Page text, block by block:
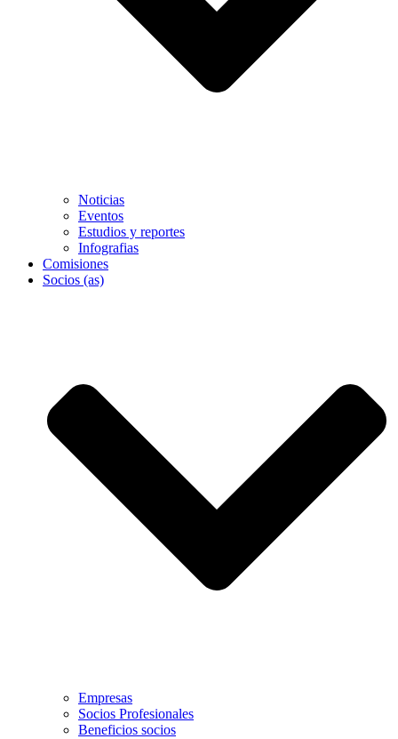
Noticias
Eventos
Estudios y reportes
Infografias
Comisiones
Socios (as)
Empresas
Socios Profesionales
Beneficios socios